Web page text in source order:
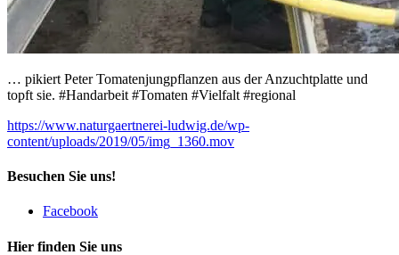
… pikiert Peter Tomatenjungpflanzen aus der Anzuchtplatte und
topft sie. #Handarbeit #Tomaten #Vielfalt #regional
https://www.naturgaertnerei-ludwig.de/wp-
content/uploads/2019/05/img_1360.mov
Besuchen Sie uns!
Facebook
Hier finden Sie uns